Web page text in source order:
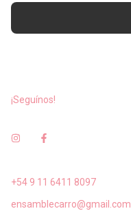
¡Seguínos!
+54 9 11 6411 8097
ensamblecarro@gmail.com